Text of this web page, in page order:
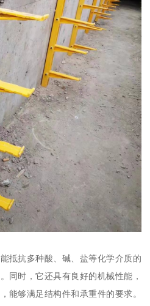
抵抗多种酸、碱、盐等化学介质的
同时，它还具有良好的机械性能，
能够满足结构件和承重件的要求。